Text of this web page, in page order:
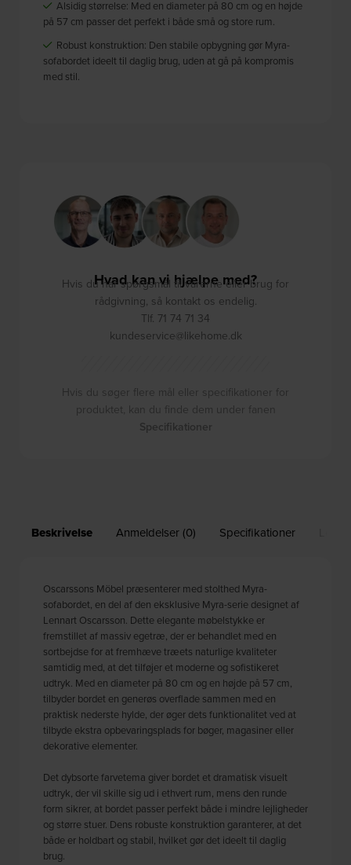
Beskrivelse Anmeldelser (0) Specifikationer
Oscarssons Möbel præsenterer med stolthed Myra-
sofabordet, en del af den eksklusive Myra-serie designet af
Lennart Oscarsson. Dette elegante møbelstykke er
fremstillet af massiv egetræ, der er behandlet med en
sortbejdse for at fremhæve træets naturlige kvaliteter
samtidig med, at det tilføjer et moderne og sofistikeret
udtryk. Med en diameter på 80 cm og en højde på 57 cm,
tilbyder bordet en generøs overflade sammen med en
praktisk nederste hylde, der øger dets funktionalitet ved at
tilbyde ekstra opbevaringsplads for bøger, magasiner eller
dekorative elementer.
Det dybsorte farvetema giver bordet et dramatisk visuelt
udtryk, der vil skille sig ud i ethvert rum, mens den runde
form sikrer, at bordet passer perfekt både i mindre lejligheder
og større stuer. Dens robuste konstruktion garanterer, at det
både er holdbart og stabil, hvilket gør det ideelt til daglig
brug.
Alsidig størrelse: Med en diameter på 80 cm og en højde
på 57 cm passer det perfekt i både små og store rum.
Robust konstruktion: Den stabile opbygning gør Myra-
sofabordet ideelt til daglig brug, uden at gå på kompromis
med stil.
Hvad kan vi hjælpe med?
Hvis du har spørgsmål til varerne eller brug for
rådgivning, så kontakt os endelig.
Tlf. 71 74 71 34
kundeservice@likehome.dk
Hvis du søger flere mål eller specifikationer for
produktet, kan du finde dem under fanen
Specifikationer